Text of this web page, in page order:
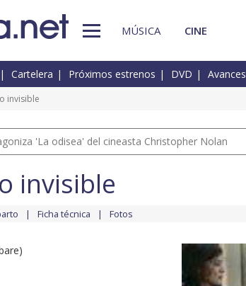
MÚSICA CINE
Cartelera Próximos estrenos DVD Avances
invisible
'La odisea' del cineasta Christopher Nolan
invisible
Ficha técnica Fotos